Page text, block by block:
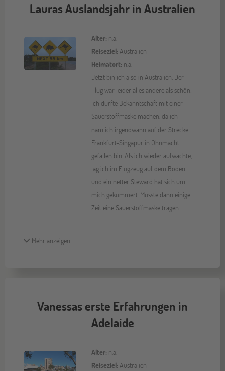
Lauras Auslandsjahr in Australien
Alter: n.a.
Reiseziel: Australien
Heimatort: n.a.
Jetzt bin ich also in Australien. Der
Flug war leider alles andere als schön:
Ich durfte Bekanntschaft mit einer
Sauerstoffmaske machen, da ich
nämlich irgendwann auf der Strecke
Frankfurt-Singapur in Ohnmacht
gefallen bin. Als ich wieder aufwachte,
lag ich im Flugzeug auf dem Boden
und ein netter Steward hat sich um
mich gekümmert. Musste dann einige
Zeit eine Sauerstoffmaske tragen.
Mehr anzeigen
Vanessas erste Erfahrungen in
Adelaide
Alter: n.a.
Reiseziel: Australien